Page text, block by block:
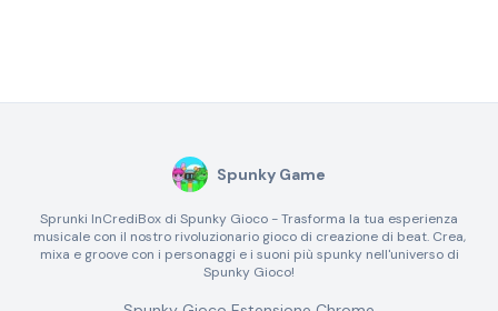
Spunky Game
Sprunki InCrediBox di Spunky Gioco - Trasforma la tua esperienza
musicale con il nostro rivoluzionario gioco di creazione di beat. Crea,
mixa e groove con i personaggi e i suoni più spunky nell'universo di
Spunky Gioco!